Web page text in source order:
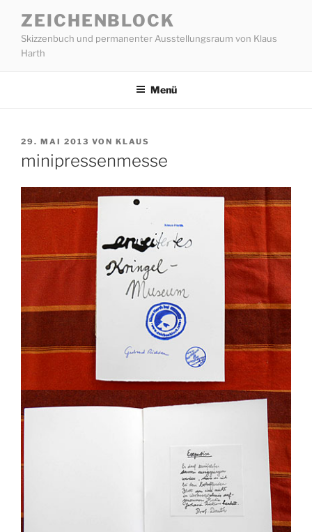
Inhalt
springen
ZEICHENBLOCK
Skizzenbuch und permanenter Ausstellungsraum von Klaus
Harth
Menü
VERÖFFENTLICHT
29. MAI 2013 VON KLAUS
minipressenmesse